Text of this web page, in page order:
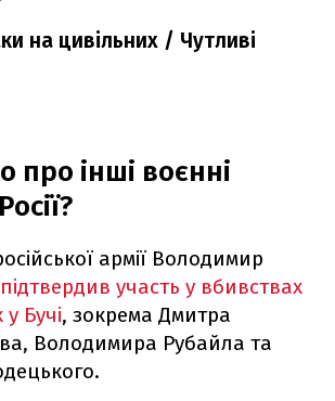
на цивільних / Чутливі
про інші воєнні
армії Володимир
підтвердив участь у вбивствах
Бучі, зокрема Дмитра
Володимира Рубайла та